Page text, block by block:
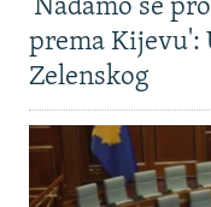
'Nadamo se
prema Kijevu':
Zelenskog